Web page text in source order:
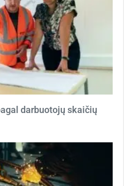
darbuotojų skaičių